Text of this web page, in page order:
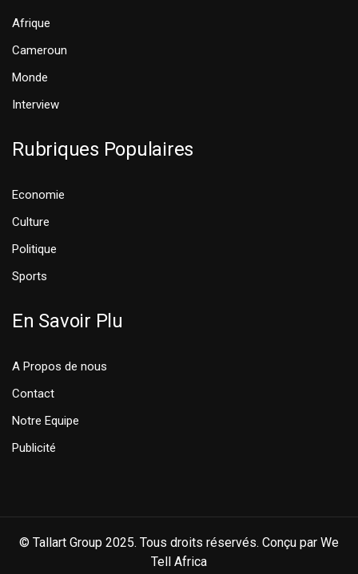
Afrique
Cameroun
Monde
Interview
Rubriques Populaires
Economie
Culture
Politique
Sports
En Savoir Plu
A Propos de nous
Contact
Notre Equipe
Publicité
© Tallart Group 2025. Tous droits réservés. Conçu par We
Tell Africa